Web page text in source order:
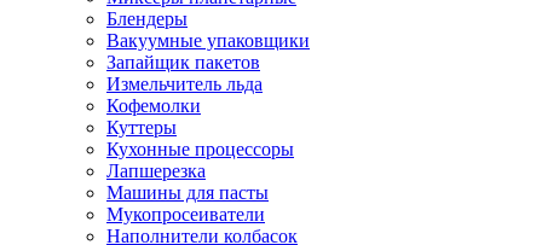
Блендеры
Вакуумные упаковщики
Запайщик пакетов
Измельчитель льда
Кофемолки
Куттеры
Кухонные процессоры
Лапшерезка
Машины для пасты
Мукопросеиватели
Наполнители колбасок